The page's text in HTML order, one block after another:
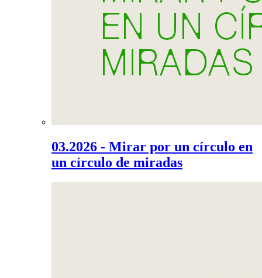
03.2026 - Mirar por un círculo en
un círculo de miradas